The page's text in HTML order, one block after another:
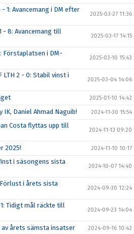
1: Avancemang i DM efter
2025-03-27 11:36
- 8: Avancemang till
2025-03-17 14:15
Förstaplatsen i DM-
2025-03-10 15:43
LTH 2 - 0: Stabil vinst i
2025-03-04 14:06
2025-01-10 14:42
Daniel Ahmad Naguib! 2024-11-30 15:54
Costa flyttas upp till
2024-11-13 09:20
2025! 2024-11-10 10:17
i säsongens sista
2024-10-07 14:40
Förlust i årets sista
2024-09-30 12:24
Tidigt mål räckte till
2024-09-23 14:04
av årets sämsta insatser 2024-09-16 10:42